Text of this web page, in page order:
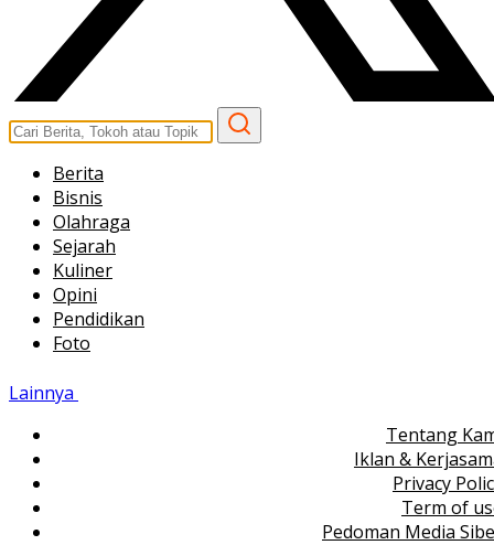
Berita
Bisnis
Olahraga
Sejarah
Kuliner
Opini
Pendidikan
Foto
Lainnya
Tentang
Iklan &
Privacy
Term of
Pedoman Media